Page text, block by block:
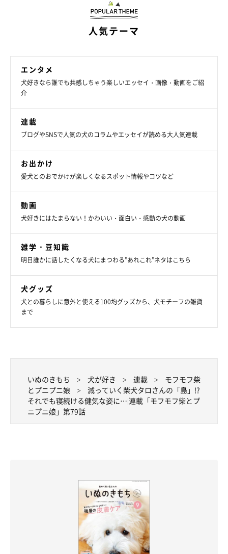
人気テーマ
エンタメ
犬好きなら誰でも共感しちゃう楽しいエッセイ・画像・動画をご紹
介
連載
ブログやSNSで人気の犬のコラムやエッセイが読める大人気連載
お出かけ
愛犬とのおでかけが楽しくなるスポット情報やコツなど
動画
犬好きにはたまらない！かわいい・面白い・感動の犬の動画
雑学・豆知識
明日誰かに話したくなる犬にまつわる”あれこれ”ネタはこちら
犬グッズ
犬との暮らしに意外と使える100均グッズから、犬モチーフの雑貨
まで
いぬのきもち 犬が好き 連載
モフモフ柴
とプニプニ娘
減っていく柴犬タロさんの「島」!?
それでも寝続ける健気な姿に…|連載「モフモフ柴とプ
ニプニ娘」第79話